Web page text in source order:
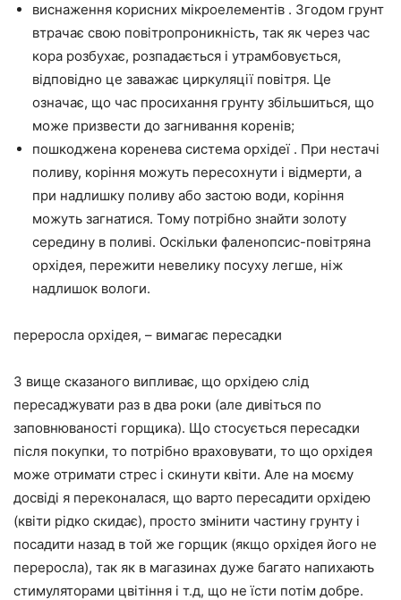
виснаження корисних мікроелементів . Згодом грунт
втрачає свою повітропроникність, так як через час
кора розбухає, розпадається і утрамбовується,
відповідно це заважає циркуляції повітря. Це
означає, що час просихання грунту збільшиться, що
може призвести до загнивання коренів;
пошкоджена коренева система орхідеї . При нестачі
поливу, коріння можуть пересохнути і відмерти, а
при надлишку поливу або застою води, коріння
можуть загнатися. Тому потрібно знайти золоту
середину в поливі. Оскільки фаленопсис-повітряна
орхідея, пережити невелику посуху легше, ніж
надлишок вологи.
переросла орхідея, – вимагає пересадки
З вище сказаного випливає, що орхідею слід
пересаджувати раз в два роки (але дивіться по
заповнюваності горщика). Що стосується пересадки
після покупки, то потрібно враховувати, то що орхідея
може отримати стрес і скинути квіти. Але на моєму
досвіді я переконалася, що варто пересадити орхідею
(квіти рідко скидає), просто змінити частину грунту і
посадити назад в той же горщик (якщо орхідея його не
переросла), так як в магазинах дуже багато напихають
стимуляторами цвітіння і т.д, що не їсти потім добре.